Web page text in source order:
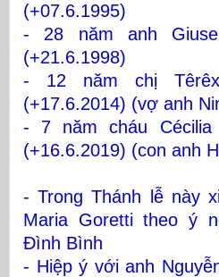
(+07.6.1995)
- 28 năm anh
(+21.6.1998)
- 12 năm chị
(+17.6.2014) (vợ anh
- 7 năm cháu
(+16.6.2019) (con anh
- Trong Thánh lễ này
Maria Goretti theo ý
Đình Bình
- Hiệp ý với anh